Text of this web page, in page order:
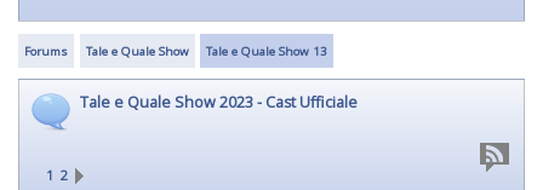
Forums Tale e Quale Show Tale e Quale Show 13
Tale e Quale Show 2023 - Cast Ufficiale
1 2